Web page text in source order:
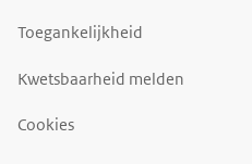
Toegankelijkheid
Kwetsbaarheid melden
Cookies